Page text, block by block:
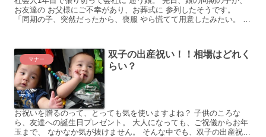
お友達の お父様にご不幸があり、お葬式に 参列したそうです。
「同期の子、突然だったから、喪服 やら慌てて用意したみたい。 私
マナー
双子の出産祝い！！相場はどれく
らい？
お祝いを贈るのって、とっても気を使いますよね？ 子供のころな
ら、友達への誕生日プレゼント。 大人になっても、ご祝儀からお年
玉まで、 なかなか気が抜けません。 そんな中でも、双子の出産祝い